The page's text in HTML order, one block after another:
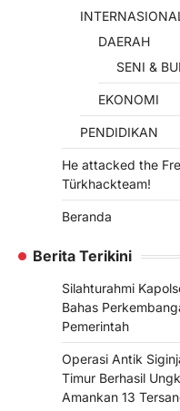
DAERAH
SENI &
EKONOMI
PENDIDIKAN
He attacked the
Türkhackteam!
Beranda
Berita Terikini
Silahturahmi
Bahas
Pemerintah
Operasi Antik
Timur Berhasil
Amankan 13